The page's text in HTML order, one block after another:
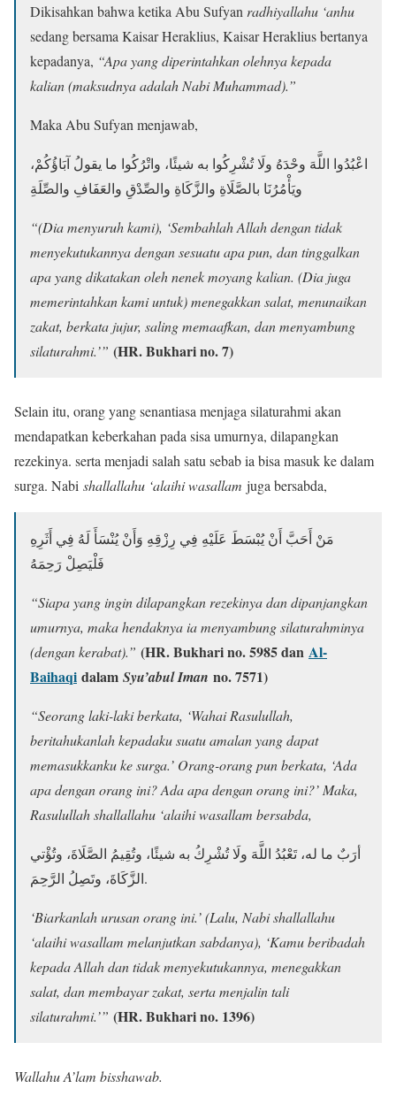
Dikisahkan bahwa ketika Abu Sufyan radhiyallahu ‘anhu
sedang bersama Kaisar Heraklius, Kaisar Heraklius bertanya
kepadanya, “Apa yang diperintahkan olehnya kepada
kalian (maksudnya adalah Nabi Muhammad).”
Maka Abu Sufyan menjawab,
اعْبُدُوا اللَّهَ وحْدَهُ ولَا تُشْرِكُوا به شيئًا، واتْرُكُوا ما يقولُ آبَاؤُكُمْ،
ويَأْمُرُنَا بالصَّلَاةِ والزَّكَاةِ والصِّدْقِ والعَفَافِ والصِّلَةِ
“(Dia menyuruh kami), ‘Sembahlah Allah dengan tidak
menyekutukannya dengan sesuatu apa pun, dan tinggalkan
apa yang dikatakan oleh nenek moyang kalian. (Dia juga
memerintahkan kami untuk) menegakkan salat, menunaikan
zakat, berkata jujur, saling memaafkan, dan menyambung
silaturahmi.’” (HR. Bukhari no. 7)
Selain itu, orang yang senantiasa menjaga silaturahmi akan
mendapatkan keberkahan pada sisa umurnya, dilapangkan
rezekinya. serta menjadi salah satu sebab ia bisa masuk ke dalam
surga. Nabi shallallahu ‘alaihi wasallam juga bersabda,
مَنْ أَحَبَّ أَنْ يُبْسَطَ عَلَيْهِ فِي رِزْقِهِ وَأَنْ يُنْسَأَ لَهُ فِي أَثَرِهِ
فَلْيَصِلْ رَحِمَهُ
“Siapa yang ingin dilapangkan rezekinya dan dipanjangkan
umurnya, maka hendaknya ia menyambung silaturahminya
(dengan kerabat).” (HR. Bukhari no. 5985 dan Al-
Baihaqi dalam Syu’abul Iman no. 7571)
“Seorang laki-laki berkata, ‘Wahai Rasulullah,
beritahukanlah kepadaku suatu amalan yang dapat
memasukkanku ke surga.’ Orang-orang pun berkata, ‘Ada
apa dengan orang ini? Ada apa dengan orang ini?’ Maka,
Rasulullah shallallahu ‘alaihi wasallam bersabda,
أرَبٌ ما له، تَعْبُدُ اللَّهَ ولَا تُشْرِكُ به شيئًا، وتُقِيمُ الصَّلَاةَ، وتُؤْتي
الزَّكَاةَ، وتَصِلُ الرَّحِمَ.
‘Biarkanlah urusan orang ini.’ (Lalu, Nabi shallallahu
‘alaihi wasallam melanjutkan sabdanya), ‘Kamu beribadah
kepada Allah dan tidak menyekutukannya, menegakkan
salat, dan membayar zakat, serta menjalin tali
silaturahmi.’” (HR. Bukhari no. 1396)
Wallahu A’lam bisshawab.